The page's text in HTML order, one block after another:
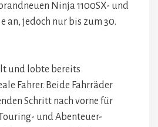
Ninja 1100SX- und
an, jedoch nur bis zum 30.
und lobte bereits
Fahrer. Beide Fahrräder
Schritt nach vorne für
und Abenteuer-